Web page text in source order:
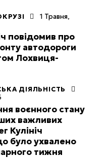
1 Травня,
повідомив про
автодороги
Лохвиця-
ДІЯЛЬНІСТЬ
воєнного стану
важливих
Кулініч
було ухвалено
тижня